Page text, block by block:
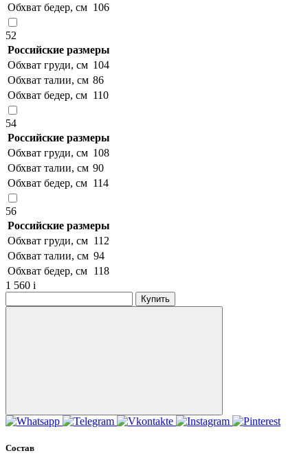
Обхват бедер, см 106
52
Российские размеры
Обхват груди, см 104
Обхват талии, см 86
Обхват бедер, см 110
54
Российские размеры
Обхват груди, см 108
Обхват талии, см 90
Обхват бедер, см 114
56
Российские размеры
Обхват груди, см 112
Обхват талии, см 94
Обхват бедер, см 118
1 560 i
Купить
Состав